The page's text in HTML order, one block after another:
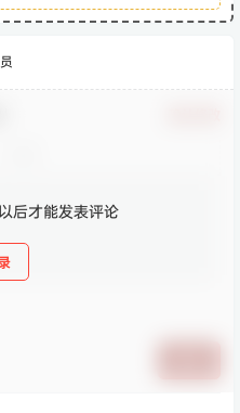
后才能发表评论